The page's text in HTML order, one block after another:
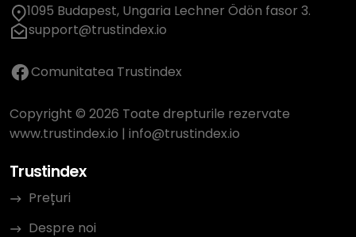
1095 Budapest, Ungaria Lechner Ödön fasor 3.
support@trustindex.io
Comunitatea Trustindex
Copyright © 2026 Toate drepturile rezervate
www.trustindex.io | info@trustindex.io
Trustindex
Prețuri
Despre noi